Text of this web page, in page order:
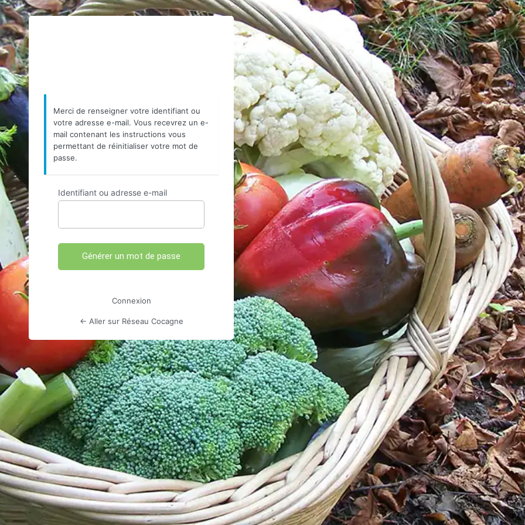
https://www.reseaucocagne.org
Merci de renseigner votre identifiant ou
votre adresse e-mail. Vous recevrez un e-
mail contenant les instructions vous
permettant de réinitialiser votre mot de
passe.
Identifiant ou adresse e-mail
Connexion
← Aller sur Réseau Cocagne